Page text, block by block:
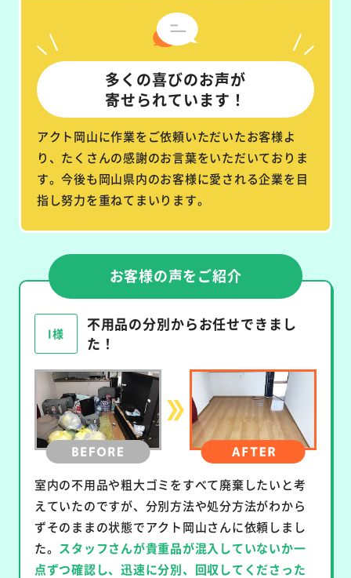
多くの喜びのお声が
寄せられています！
アクト岡山に作業をご依頼いただいたお客様よ
り、たくさんの感謝のお言葉をいただいておりま
す。今後も岡山県内のお客様に愛される企業を目
指し努力を重ねてまいります。
お客様の声をご紹介
I様
不用品の分別からお任せできまし
た！
室内の不用品や粗大ゴミをすべて廃棄したいと考
えていたのですが、分別方法や処分方法がわから
ずそのままの状態でアクト岡山さんに依頼しまし
た。 スタッフさんが貴重品が混入していないか一
点ずつ確認し、迅速に分別、回収してくださった